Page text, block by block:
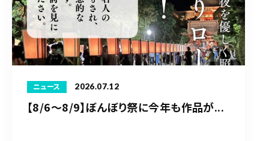
ニュース 2026.07.12
【8/6〜8/9】ぼんぼり祭に今年も作品が...